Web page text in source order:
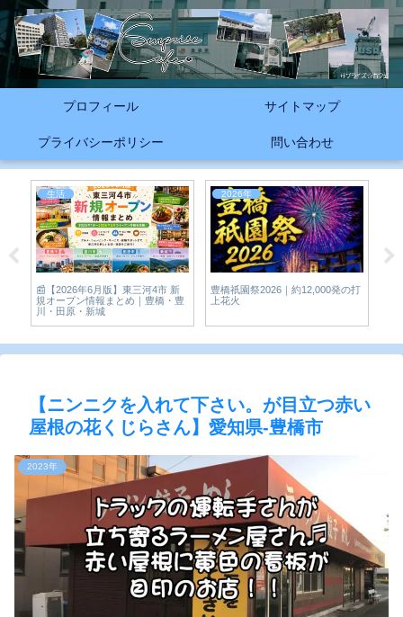
プロフィール サイトマップ
プライバシーポリシー 問い合わせ
生活
📰【2026年6月版】東三河4市 新
規オープン情報まとめ｜豊橋・豊
川・田原・新城
2026年
豊橋祇園祭2026｜約12,000発の打
上花火
【ニンニクを入れて下さい。が目立つ赤い
屋根の花くじらさん】愛知県-豊橋市
2023年